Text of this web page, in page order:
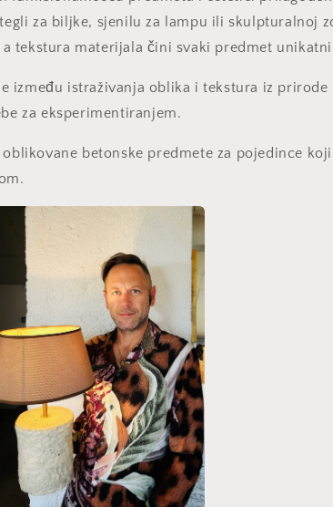
za biljke, sjenilu za lampu ili skulpturalnoj
tekstura materijala čini svaki predmet
između istraživanja oblika i tekstura iz prirode
za eksperimentiranjem.
betonske predmete za pojedince